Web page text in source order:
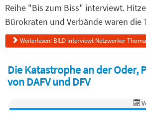
Reihe "Bis zum Biss" interviewt.
Bürokraten und Verbände waren die
Weiterlesen: BILD interviewt Netzwerker
Die Katastrophe an der Oder,
von DAFV und DFV